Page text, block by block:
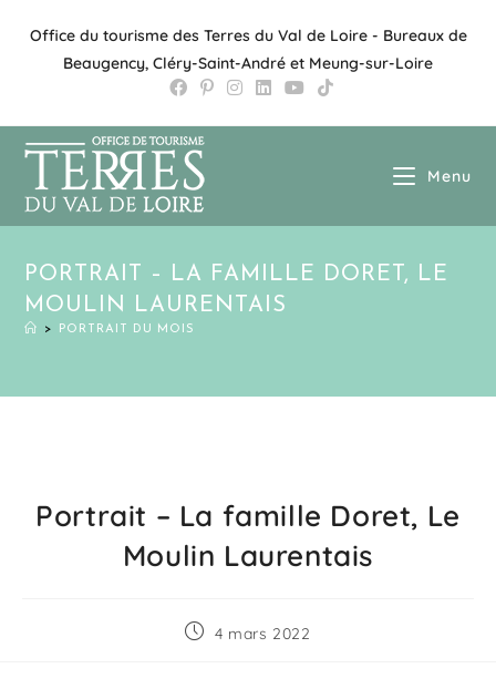
Office du tourisme des Terres du Val de Loire - Bureaux de
Beaugency, Cléry-Saint-André et Meung-sur-Loire
Menu
PORTRAIT – LA FAMILLE DORET, LE
MOULIN LAURENTAIS
> PORTRAIT DU MOIS
Portrait – La famille Doret, Le
Moulin Laurentais
4 mars 2022